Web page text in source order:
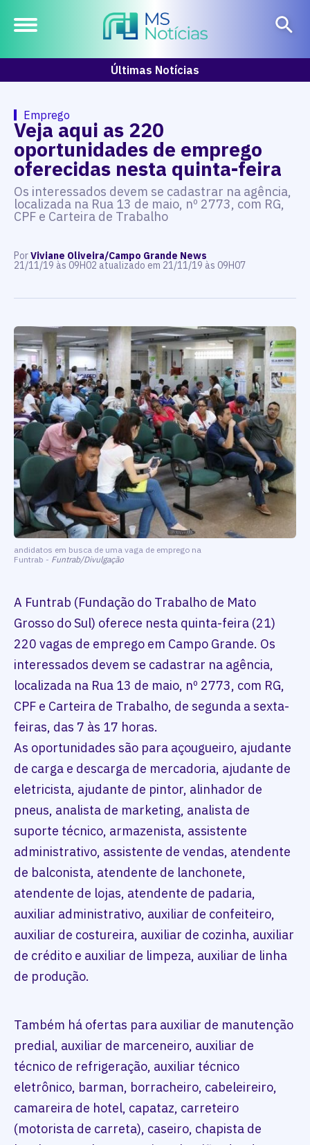
Últimas Notícias
Emprego
Veja aqui as 220
oportunidades de emprego
oferecidas nesta quinta-feira
Os interessados devem se cadastrar na agência,
localizada na Rua 13 de maio, nº 2773, com RG,
CPF e Carteira de Trabalho
PorViviane Oliveira/Campo Grande News
21/11/19 às 09H02 atualizado em 21/11/19 às 09H07
andidatos em busca de uma vaga de emprego na
Funtrab - Funtrab/Divulgação
A Funtrab (Fundação do Trabalho de Mato
Grosso do Sul) oferece nesta quinta-feira (21)
220 vagas de emprego em Campo Grande. Os
interessados devem se cadastrar na agência,
localizada na Rua 13 de maio, nº 2773, com RG,
CPF e Carteira de Trabalho, de segunda a sexta-
feiras, das 7 às 17 horas.
As oportunidades são para açougueiro, ajudante
de carga e descarga de mercadoria, ajudante de
eletricista, ajudante de pintor, alinhador de
pneus, analista de marketing, analista de
suporte técnico, armazenista, assistente
administrativo, assistente de vendas, atendente
de balconista, atendente de lanchonete,
atendente de lojas, atendente de padaria,
auxiliar administrativo, auxiliar de confeiteiro,
auxiliar de costureira, auxiliar de cozinha, auxiliar
de crédito e auxiliar de limpeza, auxiliar de linha
de produção.
Também há ofertas para auxiliar de manutenção
predial, auxiliar de marceneiro, auxiliar de
técnico de refrigeração, auxiliar técnico
eletrônico, barman, borracheiro, cabeleireiro,
camareira de hotel, capataz, carreteiro
(motorista de carreta), caseiro, chapista de